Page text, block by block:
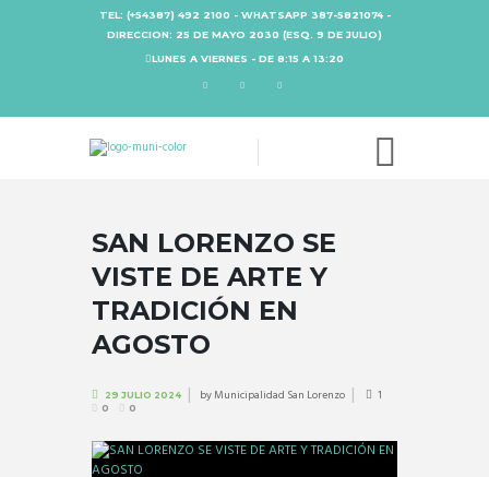
TEL: (+54387) 492 2100 - WHATSAPP 387-5821074 -
DIRECCION: 25 DE MAYO 2030 (ESQ. 9 DE JULIO)
LUNES A VIERNES - DE 8:15 A 13:20
SAN LORENZO SE
VISTE DE ARTE Y
TRADICIÓN EN
AGOSTO
29 JULIO 2024 byMunicipalidad San Lorenzo 1
0 0